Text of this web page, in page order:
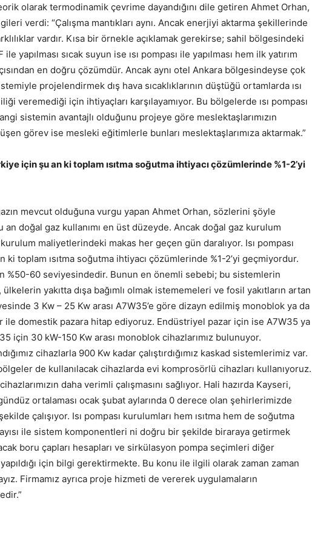
olarak termodinamik çevrime dayandığını dile getiren Ahmet Orhan,
verdi: “Çalışma mantıkları aynı. Ancak enerjiyi aktarma şekillerinde
vardır. Kısa bir örnekle açıklamak gerekirse; sahil bölgesindeki
yapılması sıcak suyun ise ısı pompası ile yapılması hem ilk yatırım
en doğru çözümdür. Ancak aynı otel Ankara bölgesindeyse çok
projelendirmek dış hava sıcaklıklarının düştüğü ortamlarda ısı
veremediği için ihtiyaçları karşılayamıyor. Bu bölgelerde ısı pompası
sistemin avantajlı olduğunu projeye göre meslektaşlarımızın
görev ise mesleki eğitimlerle bunları meslektaşlarımıza aktarmak.”
için şu an ki toplam ısıtma soğutma ihtiyacı çözümlerinde %1-2’yi
mevcut olduğuna vurgu yapan Ahmet Orhan, sözlerini şöyle
an doğal gaz kullanımı en üst düzeyde. Ancak doğal gaz kurulum
maliyetlerindeki makas her geçen gün daralıyor. Isı pompası
ki toplam ısıtma soğutma ihtiyacı çözümlerinde %1-2’yi geçmiyordur.
%50-60 seviyesindedir. Bunun en önemli sebebi; bu sistemlerin
yakıtta dışa bağımlı olmak istememeleri ve fosil yakıtların artan
3 Kw – 25 Kw arası A7W35’e göre dizayn edilmiş monoblok ya da
domestik pazara hitap ediyoruz. Endüstriyel pazar için ise A7W35 ya
için 30 kW-150 Kw arası monoblok cihazlarımız bulunuyor.
cihazlarla 900 Kw kadar çalıştırdığımız kaskad sistemlerimiz var.
de kullanılacak cihazlarda evi komprosörlü cihazları kullanıyoruz.
daha verimli çalışmasını sağlıyor. Hali hazırda Kayseri,
ortalaması ocak şubat aylarında 0 derece olan şehirlerimizde
çalışıyor. Isı pompası kurulumları hem ısıtma hem de soğutma
ile sistem komponentleri ni doğru bir şekilde biraraya getirmek
boru çapları hesapları ve sirkülasyon pompa seçimleri diğer
için bilgi gerektirmekte. Bu konu ile ilgili olarak zaman zaman
Firmamız ayrıca proje hizmeti de vererek uygulamaların